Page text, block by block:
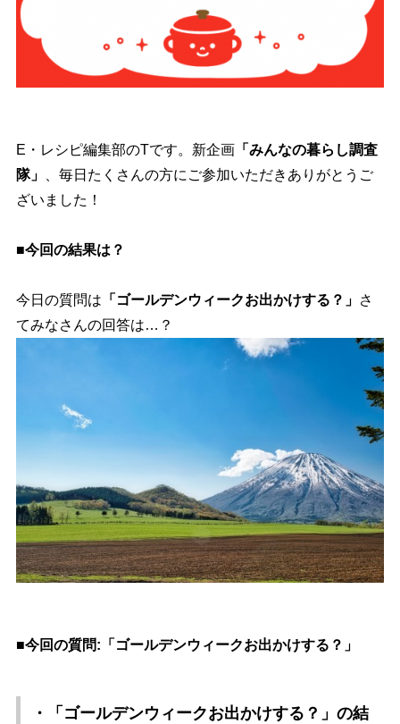
E・レシピ編集部のTです。新企画「みんなの暮らし調査
隊」
、毎日たくさんの方にご参加いただきありがとうご
ざいました！
■今回の結果は？
今日の質問は 「ゴールデンウィークお出かけする？」 さ
てみなさんの回答は…？
■今回の質問:「ゴールデンウィークお出かけする？」
・「ゴールデンウィークお出かけする？」 の結